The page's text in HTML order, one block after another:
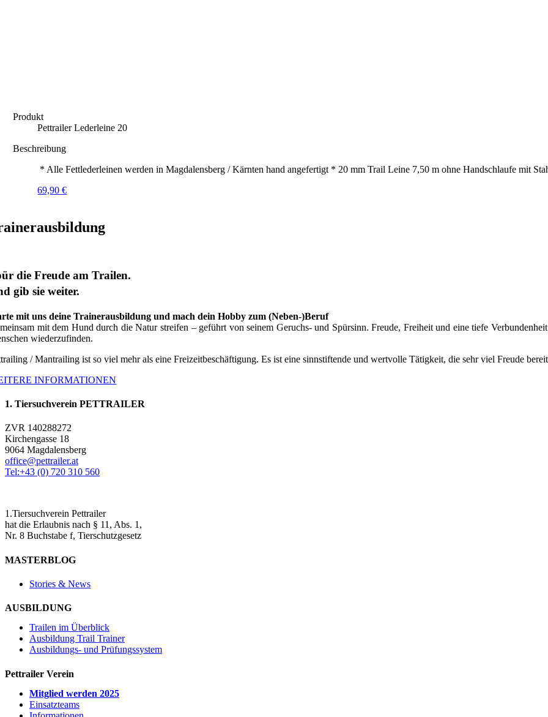
Produkt
Pettrailer Lederleine 20
Beschreibung
* Alle Fettlederleinen werden in Magdalensberg / Kärnten hand angefertigt * 20 mm Trail Leine 7,50 m ohne Handschlaufe mit
69,90€
die Freude am Trailen.
gib sie weiter.
mit uns deine Trainerausbildung und mach dein Hobby zum (Neben-)Beruf
mit dem Hund durch die Natur streifen – geführt von seinem Geruchs- und Spürsinn. Freude, Freiheit und eine tiefe
wiederzufinden.
/ Mantrailing ist so viel mehr als eine Freizeitbeschäftigung. Es ist eine sinnstiftende und wertvolle Tätigkeit, die sehr viel Freude
INFORMATIONEN
1. Tiersuchverein PETTRAILER
ZVR 140288272
Kirchengasse 18
9064 Magdalensberg
office@pettrailer.at
Tel:+43 (0) 720 310 560
1.Tiersuchverein Pettrailer
hat die Erlaubnis nach § 11, Abs. 1,
Nr. 8 Buchstabe f, Tierschutzgesetz
MASTERBLOG
Stories & News
AUSBILDUNG
Trailen im Überblick
Ausbildung Trail Trainer
Ausbildungs- und Prüfungssystem
Pettrailer Verein
Mitglied werden 2025
Einsatzteams